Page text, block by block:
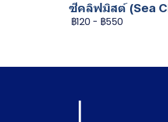
ซีคลิฟมิสต์ (Sea
฿120 - ฿550